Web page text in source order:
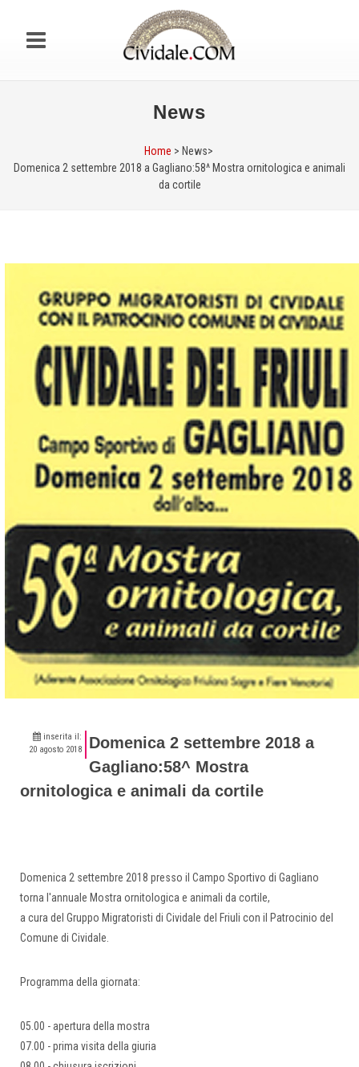
News
Home > News>
Domenica 2 settembre 2018 a Gagliano:58^ Mostra ornitologica e animali
da cortile
inserita il:
20 agosto 2018
Domenica 2 settembre 2018 a
Gagliano:58^ Mostra
ornitologica e animali da cortile
Domenica 2 settembre 2018 presso il Campo Sportivo di Gagliano
torna l'annuale Mostra ornitologica e animali da cortile,
a cura del Gruppo Migratoristi di Cividale del Friuli con il Patrocinio del
Comune di Cividale.
Programma della giornata:
05.00 - apertura della mostra
07.00 - prima visita della giuria